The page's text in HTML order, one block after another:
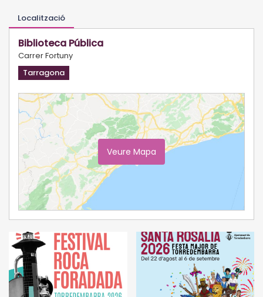
Localització
Biblioteca Pública
Carrer Fortuny
Tarragona
Veure Mapa